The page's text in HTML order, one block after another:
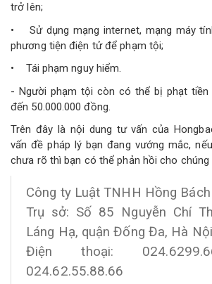
trở lên;
• Sử dụng mạng internet, mạng máy
phương tiện điện tử để phạm tội;
• Tái phạm nguy hiểm.
- Người phạm tội còn có thể bị phạt tiền
đến 50.000.000 đồng.
Trên đây là nội dung tư vấn của
vấn đề pháp lý bạn đang vướng mắc,
chưa rõ thì bạn có thể phản hồi cho
Công ty Luật TNHH Hồng
Trụ sở: Số 85 Nguyễn Chí
Láng Hạ, quận Đống Đa, Hà Nội
Điện thoại:
024.62.55.88.66